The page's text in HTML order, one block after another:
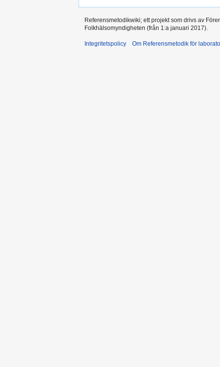
Referensmetodikwiki; ett projekt som drivs av
Folkhälsomyndigheten (från 1:a januari 2017).
Integritetspolicy Om Referensmetodik för